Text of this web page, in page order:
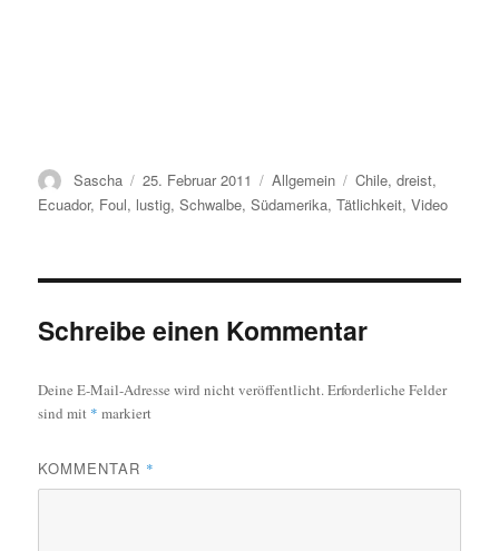
Autor
Sascha
Veröffentlicht
am
25. Februar 2011 Kategorien
Allgemein Schlagwörter
Chile,dreist,
Ecuador, Foul, lustig,Schwalbe,Südamerika,Tätlichkeit,Video
Schreibe einen Kommentar
Deine E-Mail-Adresse wird nicht veröffentlicht.Erforderliche Felder
sind mit * markiert
KOMMENTAR *